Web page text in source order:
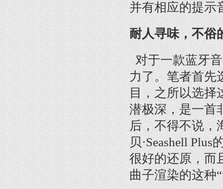
并有相应的提示
耐人寻味，不俗
对于一款蓝牙
力了。笔者首先
目，之所以选择
潜极深，是一首
后，不得不说，
贝·Seashell
很好的还原，而
曲子渲染的这种